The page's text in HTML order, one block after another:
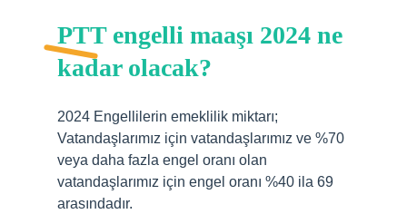
PTT engelli maaşı 2024 ne
kadar olacak?
2024 Engellilerin emeklilik miktarı;
Vatandaşlarımız için vatandaşlarımız ve %70
veya daha fazla engel oranı olan
vatandaşlarımız için engel oranı %40 ila 69
arasındadır.